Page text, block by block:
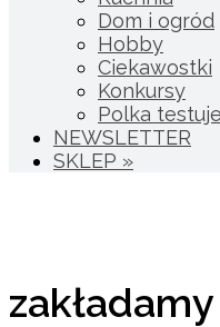
Dom i ogród
Hobby
Ciekawostki
Konkursy
Polka testuje
NEWSLETTER
SKLEP »